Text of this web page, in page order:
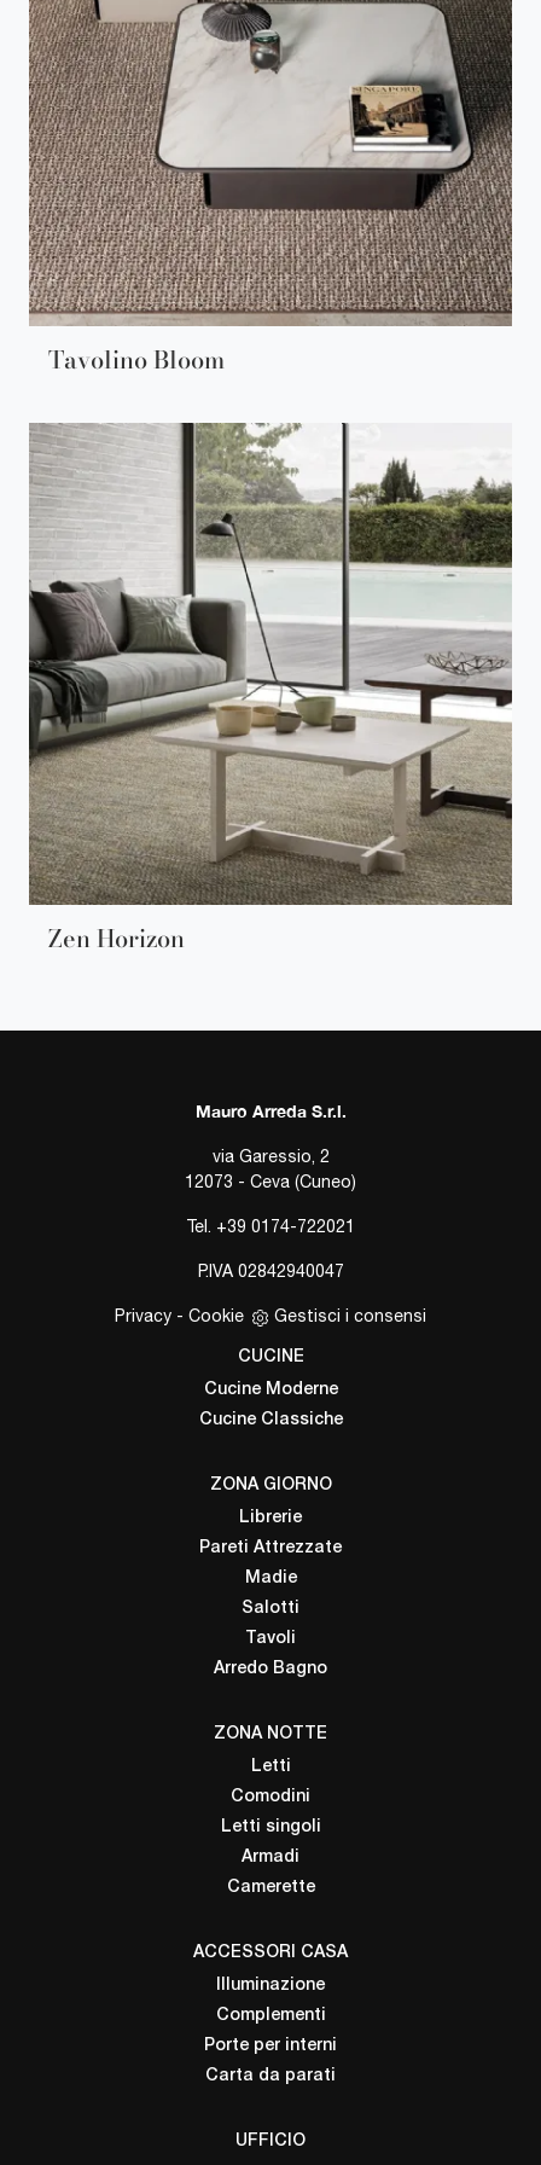
Tavolino Bloom
Zen Horizon
Mauro Arreda S.r.l.
via Garessio, 2
12073 - Ceva (Cuneo)
Tel. +39 0174-722021
P.IVA 02842940047
Privacy - Cookie Gestisci i consensi
CUCINE
Cucine Moderne
Cucine Classiche
ZONA GIORNO
Librerie
Pareti Attrezzate
Madie
Salotti
Tavoli
Arredo Bagno
ZONA NOTTE
Letti
Comodini
Letti singoli
Armadi
Camerette
ACCESSORI CASA
Illuminazione
Complementi
Porte per interni
Carta da parati
UFFICIO